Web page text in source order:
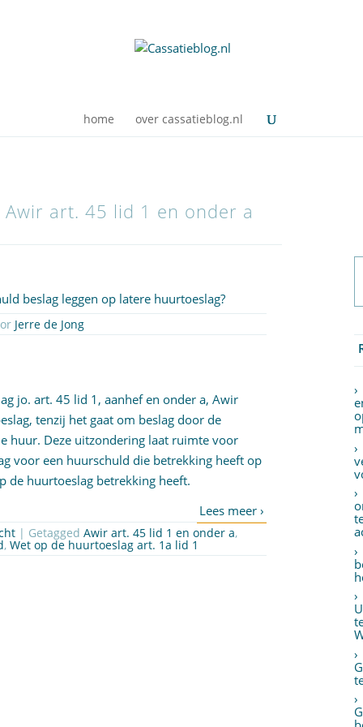
home over cassatieblog.nl
art. 45 lid 1 en onder a
beslag leggen op latere huurtoeslag?
Jerre de Jong
jo. art. 45 lid 1, aanhef en onder a, Awir
tenzij het gaat om beslag door de
huur. Deze uitzondering laat ruimte voor
voor een huurschuld die betrekking heeft op
de huurtoeslag betrekking heeft.
| GetaggedAwir art. 45 lid 1 en onder a,
,Wet op de huurtoeslag art. 1a lid 1